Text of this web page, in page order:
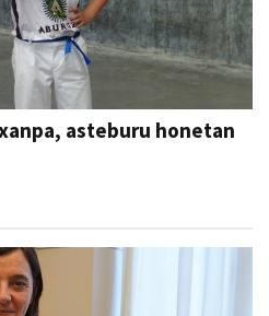
asteburu honetan